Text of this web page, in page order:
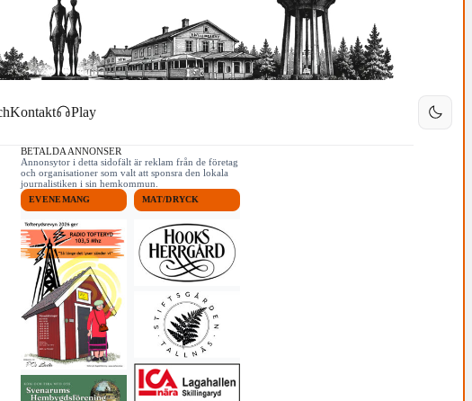
Kontakt Play
BETALDA ANNONSER
Annonsytor i detta sidofält är reklam från de företag
och organisationer som valt att sponsra den lokala
journalistiken i sin hemkommun.
EVENEMANG MAT/DRYCK